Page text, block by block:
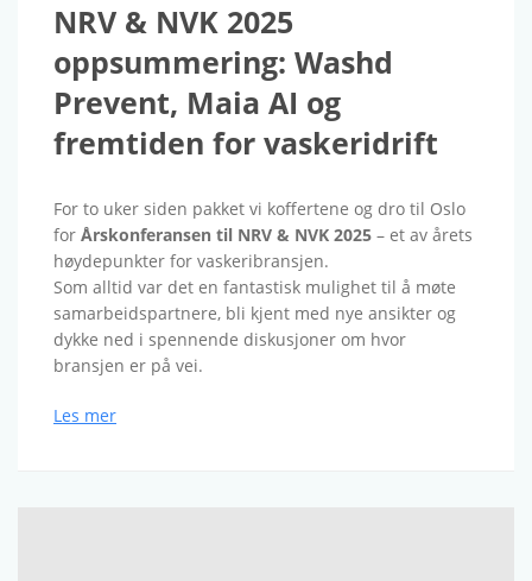
NRV & NVK 2025
oppsummering: Washd
Prevent, Maia AI og
fremtiden for vaskeridrift
For to uker siden pakket vi koffertene og dro til Oslo
for Årskonferansen til NRV & NVK 2025 – et av årets
høydepunkter for vaskeribransjen.
Som alltid var det en fantastisk mulighet til å møte
samarbeidspartnere, bli kjent med nye ansikter og
dykke ned i spennende diskusjoner om hvor
bransjen er på vei.
Les mer